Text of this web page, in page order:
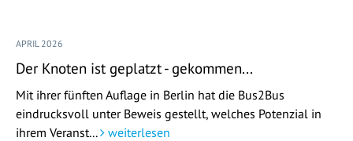
APRIL 2026
Der Knoten ist geplatzt - gekommen...
Mit ihrer fünften Auflage in Berlin hat die Bus2Bus
eindrucksvoll unter Beweis gestellt, welches Potenzial in
ihrem Veranst...
weiterlesen